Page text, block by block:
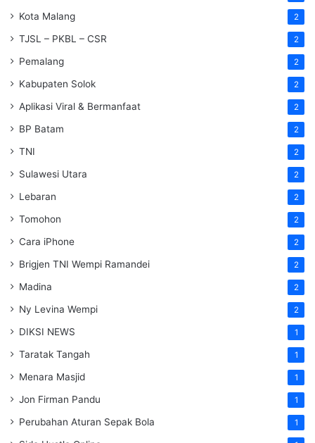
Kota Malang 2
TJSL – PKBL – CSR 2
Pemalang 2
Kabupaten Solok 2
Aplikasi Viral & Bermanfaat 2
BP Batam 2
TNI 2
Sulawesi Utara 2
Lebaran 2
Tomohon 2
Cara iPhone 2
Brigjen TNI Wempi Ramandei 2
Madina 2
Ny Levina Wempi 2
DIKSI NEWS 1
Taratak Tangah 1
Menara Masjid 1
Jon Firman Pandu 1
Perubahan Aturan Sepak Bola 1